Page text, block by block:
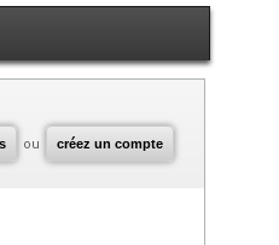
ou créez un compte